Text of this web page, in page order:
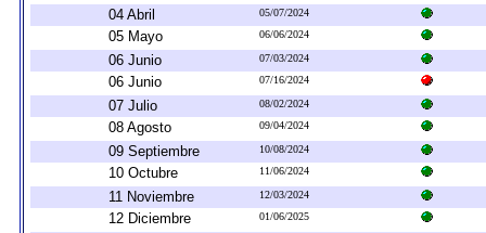
04 Abril 05/07/2024
05 Mayo 06/06/2024
06 Junio 07/03/2024
06 Junio 07/16/2024
07 Julio 08/02/2024
08 Agosto 09/04/2024
09 Septiembre 10/08/2024
10 Octubre 11/06/2024
11 Noviembre 12/03/2024
12 Diciembre 01/06/2025